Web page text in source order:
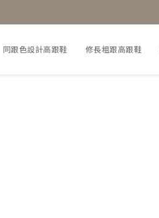
同跟色設計高跟鞋 修長粗跟高跟鞋